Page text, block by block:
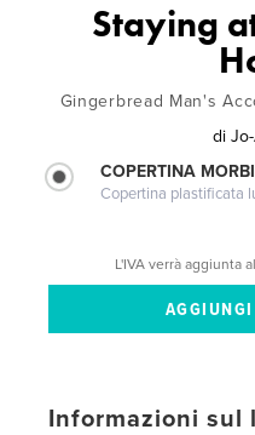
Staying
Gingerbread Man's
di
COPERTINA
Copertina plastificata
L'IVA verrà aggiunta
Informazioni sul